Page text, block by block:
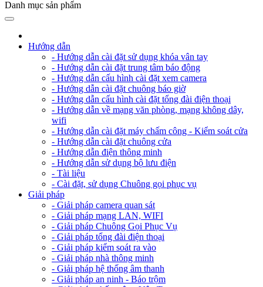
Danh mục sản phẩm
Hướng dẫn
- Hướng dẫn cài đặt sử dụng khóa vân tay
- Hướng dẫn cài đặt trung tâm báo động
- Hướng dẫn cấu hình cài đặt xem camera
- Hướng dẫn cài đặt chuông báo giờ
- Hướng dẫn cấu hình cài đặt tổng đài điện thoại
- Hướng dẫn về mạng văn phòng, mạng không dây,
wifi
- Hướng dẫn cài đặt máy chấm công - Kiểm soát cửa
- Hướng dẫn cài đặt chuông cửa
- Hướng dẫn điện thông minh
- Hướng dẫn sử dụng bộ lưu điện
- Tài liệu
- Cài đặt, sử dụng Chuông gọi phục vụ
Giải pháp
- Giải pháp camera quan sát
- Giải pháp mạng LAN, WIFI
- Giải pháp Chuông Gọi Phục Vụ
- Giải pháp tổng đài điện thoại
- Giải pháp kiểm soát ra vào
- Giải pháp nhà thông minh
- Giải pháp hệ thống âm thanh
- Giải pháp an ninh - Báo trộm